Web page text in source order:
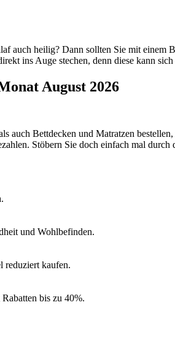
auch heilig? Dann sollten Sie mit einem
ins Auge stechen, denn diese kann
August 2026
auch Bettdecken und Matratzen
Stöbern Sie doch einfach mal durch
und Wohlbefinden.
reduziert kaufen.
bis zu 40%.